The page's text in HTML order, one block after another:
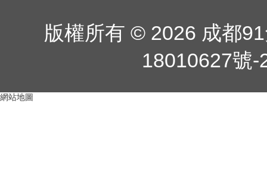
版權所有 © 2026 成都
18010627號-
網站地圖